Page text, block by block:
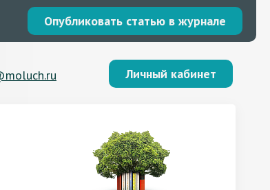
Опубликовать статью в журнале
Личный кабинет